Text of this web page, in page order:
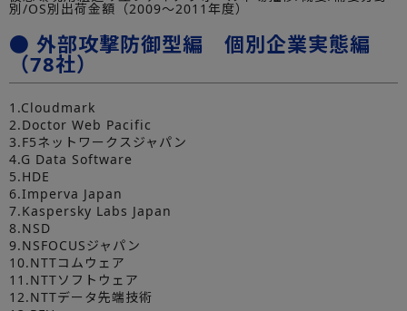
別/OS別出荷金額（2009～2011年度）
● 外部攻撃防御型編 個別企業実態編
（78社）
1.Cloudmark
2.Doctor Web Pacific
3.F5ネットワークスジャパン
4.G Data Software
5.HDE
6.Imperva Japan
7.Kaspersky Labs Japan
8.NSD
9.NSFOCUSジャパン
10.NTTコムウェア
11.NTTソフトウェア
12.NTTデータ先端技術